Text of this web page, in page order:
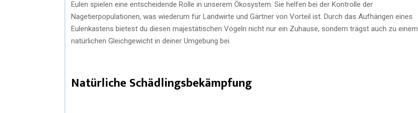
Eulen spielen eine entscheidende Rolle in unserem Ökosystem. Sie helfen bei der Kontrolle der
Nagetierpopulationen, was wiederum für Landwirte und Gärtner von Vorteil ist. Durch das Aufhängen eines
Eulenkastens bietest du diesen majestätischen Vögeln nicht nur ein Zuhause, sondern trägst auch zu einem
natürlichen Gleichgewicht in deiner Umgebung bei.
Natürliche Schädlingsbekämpfung